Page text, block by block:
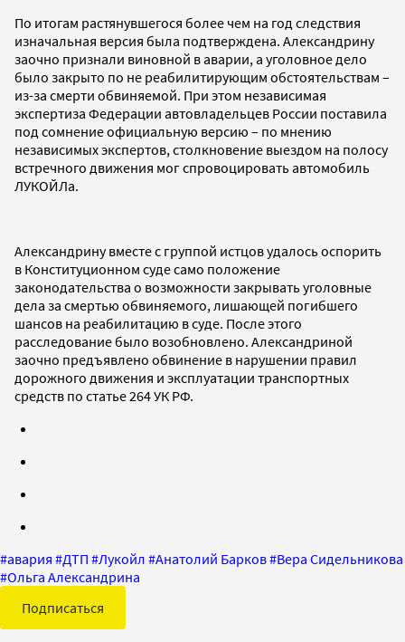
По итогам растянувшегося более чем на год следствия
изначальная версия была подтверждена. Александрину
заочно признали виновной в аварии, а уголовное дело
было закрыто по не реабилитирующим обстоятельствам –
из-за смерти обвиняемой. При этом независимая
экспертиза Федерации автовладельцев России поставила
под сомнение официальную версию – по мнению
независимых экспертов, столкновение выездом на полосу
встречного движения мог спровоцировать автомобиль
ЛУКОЙЛа.
Александрину вместе с группой истцов удалось оспорить
в Конституционном суде само положение
законодательства о возможности закрывать уголовные
дела за смертью обвиняемого, лишающей погибшего
шансов на реабилитацию в суде. После этого
расследование было возобновлено. Александриной
заочно предъявлено обвинение в нарушении правил
дорожного движения и эксплуатации транспортных
средств по статье 264 УК РФ.
#авария #ДТП #Лукойл #Анатолий Барков#Вера Сидельникова
#Ольга Александрина
Подписаться